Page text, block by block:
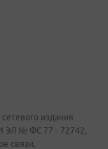
издания
ЭЛ № ФС 77 - 72742,
связи,